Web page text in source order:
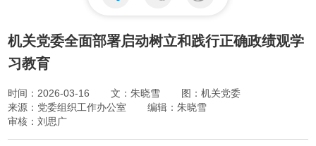
机关党委全面部署启动树立和践行正确政绩观学
习教育
时间：2026-03-16 文：朱晓雪
图：机关党委
来源：党委组织工作办公室
编辑：朱晓雪
审核：刘思广